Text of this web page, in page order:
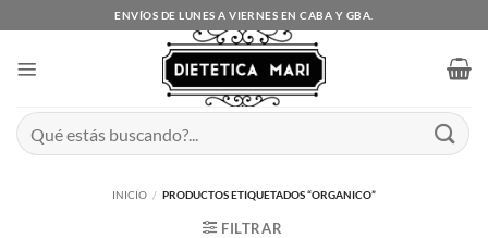
al
ENVÍOS DE LUNES A VIERNES EN CABA Y GBA.
Buscar
por:
INICIO / PRODUCTOS ETIQUETADOS “ORGANICO”
FILTRAR